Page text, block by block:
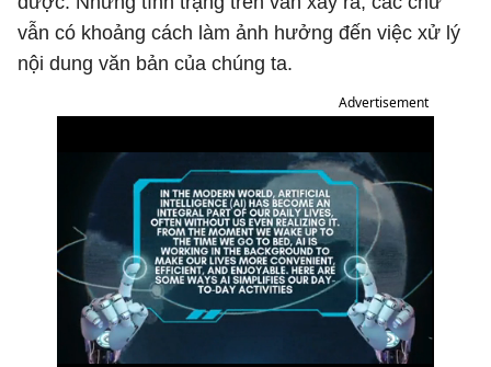
vẫn có khoảng cách làm ảnh hưởng đến việc xử lý
nội dung văn bản của chúng ta.
Advertisement